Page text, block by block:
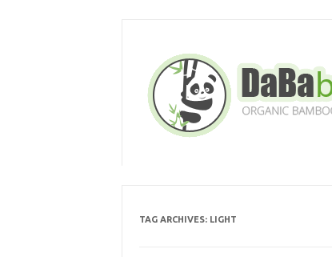
TAG ARCHIVES: LIGHT